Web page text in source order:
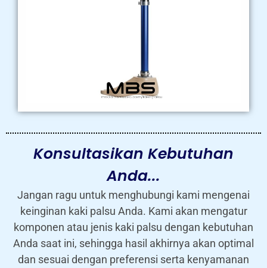
Konsultasikan Kebutuhan
Anda...
Jangan ragu untuk menghubungi kami mengenai
keinginan kaki palsu Anda. Kami akan mengatur
komponen atau jenis kaki palsu dengan kebutuhan
Anda saat ini, sehingga hasil akhirnya akan optimal
dan sesuai dengan preferensi serta kenyamanan